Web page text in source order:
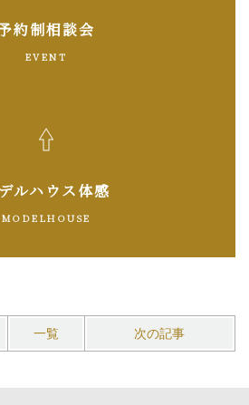
約制相談会
EVENT
ルハウス体感
MODELHOUSE
一覧 次の記事